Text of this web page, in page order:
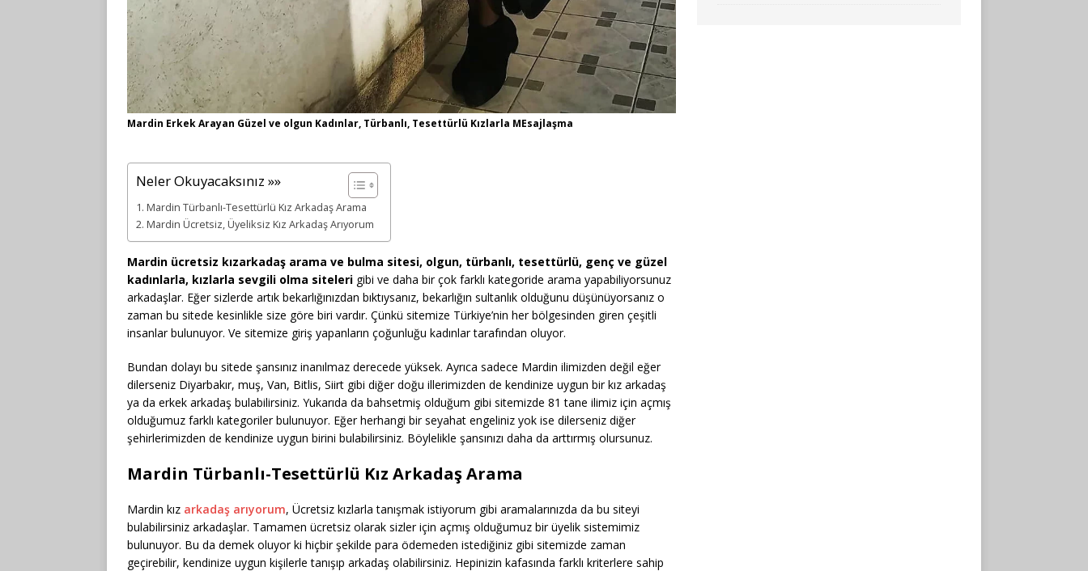
Mardin Erkek Arayan Güzel ve olgun Kadınlar, Türbanlı, Tesettürlü Kızlarla MEsajlaşma
Neler Okuyacaksınız »»
Mardin Türbanlı-Tesettürlü Kız Arkadaş Arama
Mardin Ücretsiz, Üyeliksiz Kız Arkadaş Arıyorum
Mardin ücretsiz kızarkadaş arama ve bulma sitesi, olgun, türbanlı, tesettürlü, genç ve güzel
kadınlarla, kızlarla sevgili olma siteleri gibi ve daha bir çok farklı kategoride arama yapabiliyorsunuz
arkadaşlar. Eğer sizlerde artık bekarlığınızdan bıktıysanız, bekarlığın sultanlık olduğunu düşünüyorsanız o
zaman bu sitede kesinlikle size göre biri vardır. Çünkü sitemize Türkiye’nin her bölgesinden giren çeşitli
insanlar bulunuyor. Ve sitemize giriş yapanların çoğunluğu kadınlar tarafından oluyor.
Bundan dolayı bu sitede şansınız inanılmaz derecede yüksek. Ayrıca sadece Mardin ilimizden değil eğer
dilerseniz Diyarbakır, muş, Van, Bitlis, Siirt gibi diğer doğu illerimizden de kendinize uygun bir kız arkadaş
ya da erkek arkadaş bulabilirsiniz. Yukarıda da bahsetmiş olduğum gibi sitemizde 81 tane ilimiz için açmış
olduğumuz farklı kategoriler bulunuyor. Eğer herhangi bir seyahat engeliniz yok ise dilerseniz diğer
şehirlerimizden de kendinize uygun birini bulabilirsiniz. Böylelikle şansınızı daha da arttırmış olursunuz.
Mardin Türbanlı-Tesettürlü Kız Arkadaş Arama
Mardin kız arkadaş arıyorum, Ücretsiz kızlarla tanışmak istiyorum gibi aramalarınızda da bu siteyi
bulabilirsiniz arkadaşlar. Tamamen ücretsiz olarak sizler için açmış olduğumuz bir üyelik sistemimiz
bulunuyor. Bu da demek oluyor ki hiçbir şekilde para ödemeden istediğiniz gibi sitemizde zaman
geçirebilir, kendinize uygun kişilerle tanışıp arkadaş olabilirsiniz. Hepinizin kafasında farklı kriterlere sahip